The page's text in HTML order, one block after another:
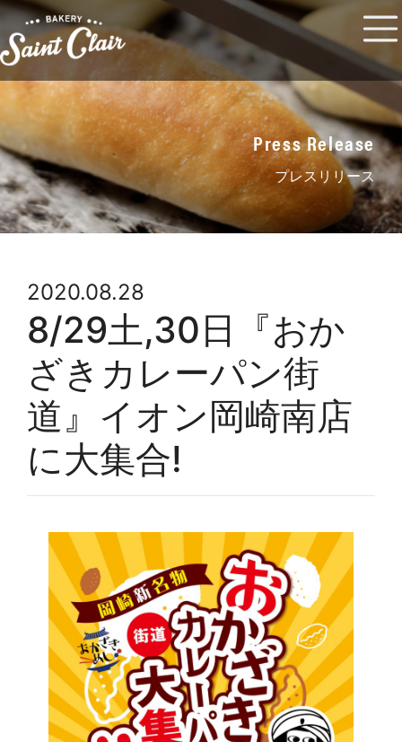
Press Release
プレスリリース
2020.08.28
8/29土,30日『おか
ざきカレーパン街
道』イオン岡崎南店
に大集合!